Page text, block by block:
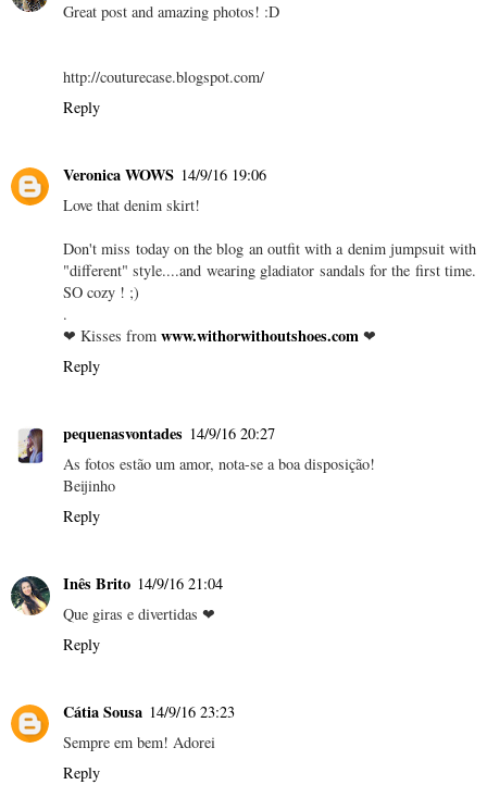
Great post and amazing photos! :D
http://couturecase.blogspot.com/
Reply
Veronica WOWS 14/9/16 19:06
Love that denim skirt!
Don't miss today on the blog an outfit with a denim jumpsuit with
"different" style....and wearing gladiator sandals for the first time.
SO cozy ! ;)
.
❤ Kisses from www.withorwithoutshoes.com ❤
Reply
pequenasvontades 14/9/16 20:27
As fotos estão um amor, nota-se a boa disposição!
Beijinho
Reply
Inês Brito 14/9/16 21:04
Que giras e divertidas ❤
Reply
Cátia Sousa 14/9/16 23:23
Sempre em bem! Adorei
Reply